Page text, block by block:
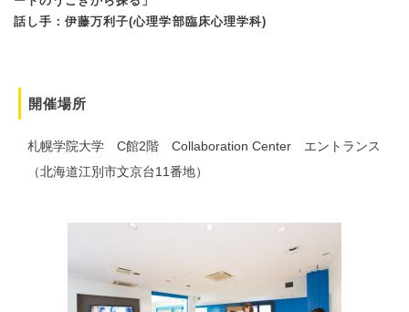
話し手：伊藤万利子(心理学部臨床心理学科)
開催場所
札幌学院大学 C館2階 Collaboration Center エントランス
（北海道江別市文京台11番地）